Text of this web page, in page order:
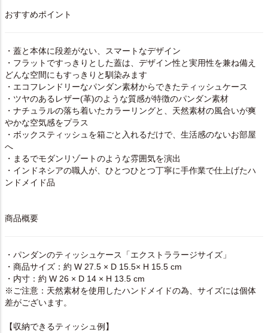
おすすめポイント
・蓋と本体に段差がない、スマートなデザイン
・フラットですっきりとした蓋は、デザイン性と実用性を兼ね備え
どんな空間にもすっきりと馴染みます
・エコフレンドリーなパンダン素材からできたティッシュケース
・ツヤのあるレザー(革)のような質感が特徴のパンダン素材
・ナチュラルの落ち着いたカラーリングと、天然素材の風合いが爽
やかな空気感をプラス
・ボックスティッシュを箱ごと入れるだけで、生活感のないお部屋
へ
・まるでモダンリゾートのような雰囲気を演出
・インドネシアの職人が、ひとつひとつ丁寧に手作業で仕上げたハ
ンドメイド品
商品概要
・パンダンのティッシュケース「エクストララージサイズ」
・商品サイズ：約 W 27.5 × D 15.5× H 15.5 cm
・内寸：約 W 26 × D 14 × H 13.5 cm
※ご注意：天然素材を使用したハンドメイドの為、サイズには個体
差がございます。
【収納できるティッシュ例】